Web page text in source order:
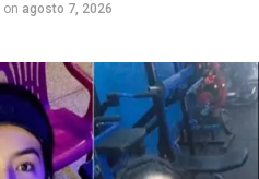
on agosto 7, 2026